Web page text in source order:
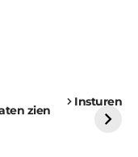
Insturen
zien